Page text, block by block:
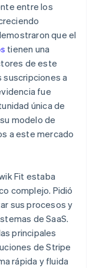
entre los
que el
tienen una
de este
a
fue
única de
modelo de
a este mercado
Fit estaba
complejo. Pidió
sus procesos y
de SaaS.
principales
de Stripe
rápida y fluida